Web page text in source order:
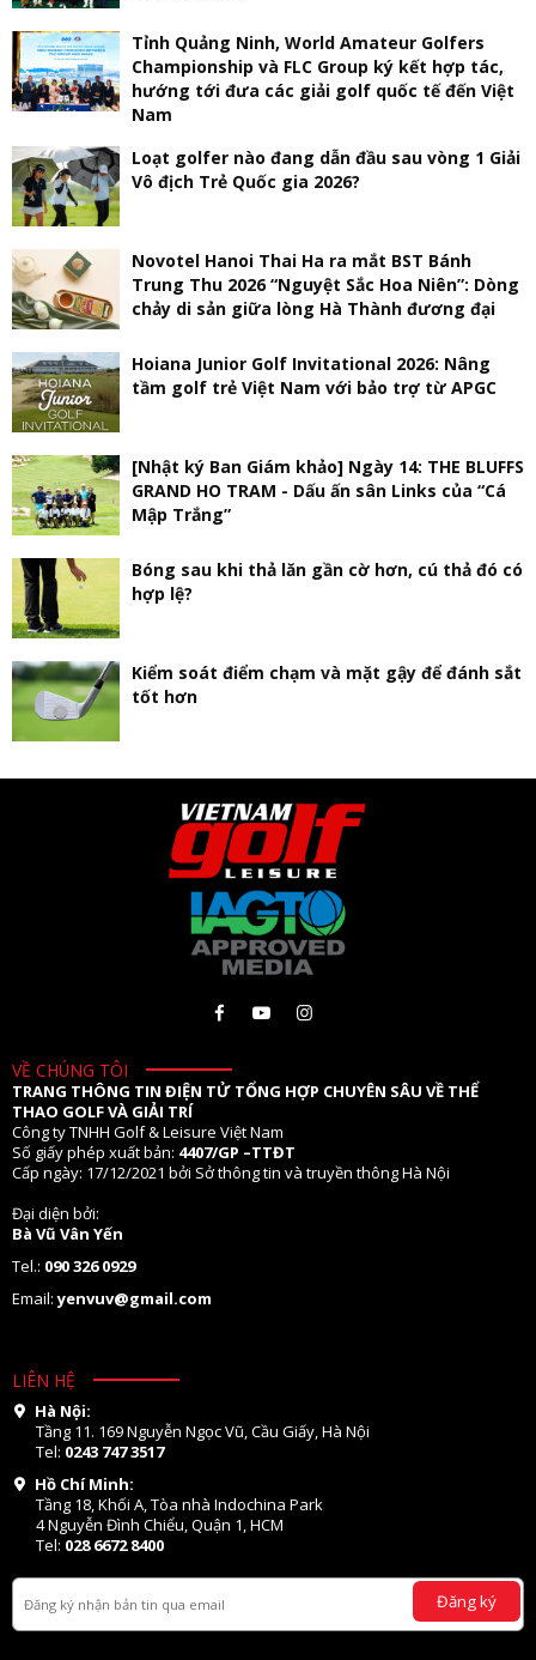
Tỉnh Quảng Ninh, World Amateur Golfers
Championship và FLC Group ký kết hợp tác,
hướng tới đưa các giải golf quốc tế đến Việt
Nam
Loạt golfer nào đang dẫn đầu sau vòng 1 Giải
Vô địch Trẻ Quốc gia 2026?
Novotel Hanoi Thai Ha ra mắt BST Bánh
Trung Thu 2026 “Nguyệt Sắc Hoa Niên”: Dòng
chảy di sản giữa lòng Hà Thành đương đại
Hoiana Junior Golf Invitational 2026: Nâng
tầm golf trẻ Việt Nam với bảo trợ từ APGC
[Nhật ký Ban Giám khảo] Ngày 14: THE BLUFFS
GRAND HO TRAM - Dấu ấn sân Links của “Cá
Mập Trắng”
Bóng sau khi thả lăn gần cờ hơn, cú thả đó có
hợp lệ?
Kiểm soát điểm chạm và mặt gậy để đánh sắt
tốt hơn
VỀ CHÚNG TÔI
TRANG THÔNG TIN ĐIỆN TỬ TỔNG HỢP CHUYÊN SÂU VỀ THỂ
THAO GOLF VÀ GIẢI TRÍ
Công ty TNHH Golf & Leisure Việt Nam
Số giấy phép xuất bản: 4407/GP –TTĐT
Cấp ngày: 17/12/2021 bởi Sở thông tin và truyền thông Hà Nội
Đại diện bởi:
Bà Vũ Vân Yến
Tel.: 090 326 0929
Email:yenvuv@gmail.com
LIÊN HỆ
Hà Nội:
Tầng 11. 169 Nguyễn Ngọc Vũ, Cầu Giấy, Hà Nội
Tel: 0243 747 3517
Hồ Chí Minh:
Tầng 18, Khối A, Tòa nhà Indochina Park
4 Nguyễn Đình Chiểu, Quận 1, HCM
Tel: 028 6672 8400
Đăng ký